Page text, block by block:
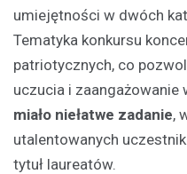
umiejętności w dwóch
Tematyka konkursu
patriotycznych, co
uczucia i zaangażowanie
miało niełatwe zadanie,
utalentowanych
tytuł laureatów.